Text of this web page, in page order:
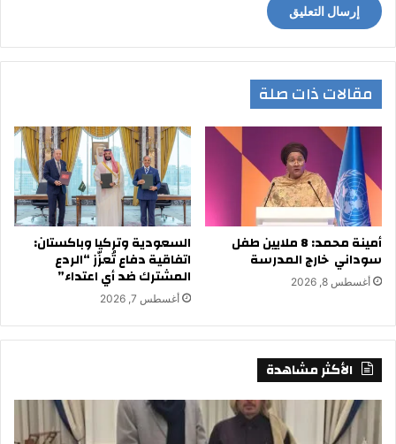
مقالات ذات صلة
أمينة محمد: 8 ملايين طفل
سوداني خارج المدرسة
أغسطس 8, 2026
السعودية وتركيا وباكستان:
اتفاقية دفاع تُعزّز “الردع
المشترك ضد أي اعتداء”
أغسطس 7, 2026
الأكثر مشاهدة